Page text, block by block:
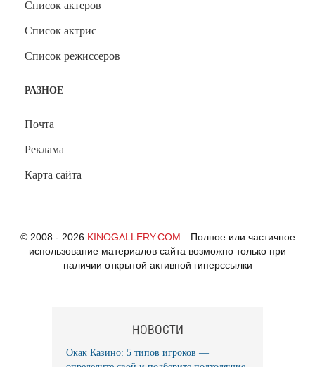
НОВОСТИ
Окак Казино: 5 типов игроков —
Список актеров
Список актрис
Список режиссеров
РАЗНОЕ
Почта
Реклама
Карта сайта
© 2008 - 2026 KINOGALLERY.COM
Полное или частичное
использование материалов сайта возможно только при
наличии открытой активной гиперссылки